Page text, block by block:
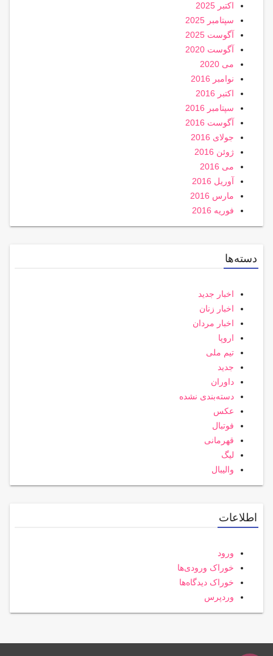
اکتبر 2025
سپتامبر 2025
آگوست 2025
آگوست 2020
می 2020
نوامبر 2016
اکتبر 2016
سپتامبر 2016
آگوست 2016
جولای 2016
ژوئن 2016
می 2016
آوریل 2016
مارس 2016
فوریه 2016
دسته‌ها
اخبار جدید
اخبار زنان
اخبار مردان
اروپا
تیم ملی
جدید
داوران
دسته‌بندی نشده
عکس
فوتبال
قهرمانی
لیگ
والیبال
اطلاعات
ورود
خوراک ورودی‌ها
خوراک دیدگاه‌ها
وردپرس